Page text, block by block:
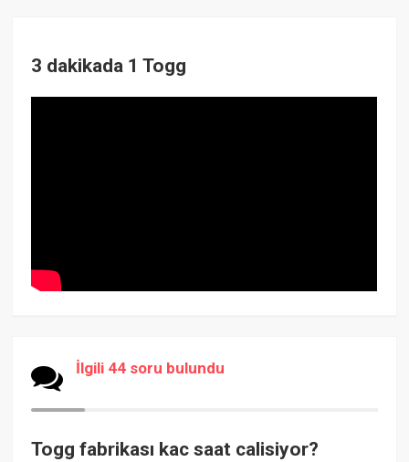
3 dakikada 1 Togg
İlgili 44 soru bulundu
Togg fabrikası kac saat calisiyor?